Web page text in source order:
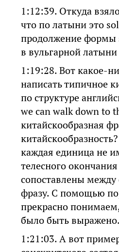
1:12:39. Откуда
что по латыни это
продолжение формы
в вульгарной
1:19:28. Вот какое-
написать типичное
по структуре
we can walk down to
китайскообразная
каждая единица не
телесного
сопоставлены
фразу. С помощью
прекрасно
было быть выражено.
1:21:03. А вот